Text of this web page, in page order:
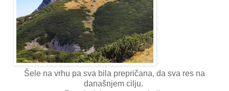
Šele na vrhu pa sva bila prepričana, da sva res na
današnjem cilju.